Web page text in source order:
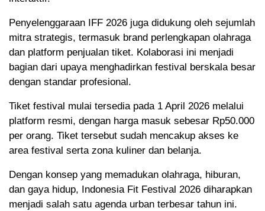
Penyelenggaraan IFF 2026 juga didukung oleh sejumlah
mitra strategis, termasuk brand perlengkapan olahraga
dan platform penjualan tiket. Kolaborasi ini menjadi
bagian dari upaya menghadirkan festival berskala besar
dengan standar profesional.
Tiket festival mulai tersedia pada 1 April 2026 melalui
platform resmi, dengan harga masuk sebesar Rp50.000
per orang. Tiket tersebut sudah mencakup akses ke
area festival serta zona kuliner dan belanja.
Dengan konsep yang memadukan olahraga, hiburan,
dan gaya hidup, Indonesia Fit Festival 2026 diharapkan
menjadi salah satu agenda urban terbesar tahun ini.